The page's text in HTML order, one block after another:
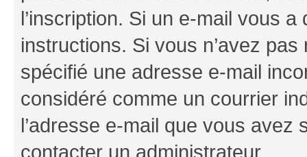
l’inscription. Si un e-mail vous
instructions. Si vous n’avez
spécifié une adresse e-mail
considéré comme un courrier
l’adresse e-mail que vous
contacter un administrateur.